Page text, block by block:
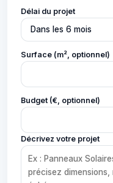
Délai du projet
Surface (m², optionnel)
Budget (€, optionnel)
Décrivez votre projet